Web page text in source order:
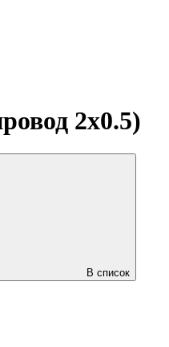
2x0.5)
В список